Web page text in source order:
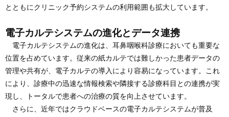
とともにクリニック予約システムの利用範囲も拡大しています。
電子カルテシステムの進化とデータ連携
電子カルテシステムの進化は、耳鼻咽喉科診療においても重要な
位置を占めています。従来の紙カルテでは難しかった患者データの
管理や共有が、電子カルテの導入により容易になっています。これ
により、診療中の迅速な情報検索や隣接する診療科目との連携が実
現し、トータルで患者への治療の質を向上させています。
さらに、近年ではクラウドベースの電子カルテシステムが普及